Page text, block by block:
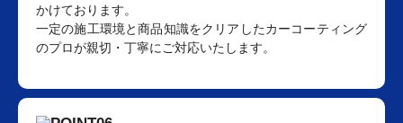
かけております。
一定の施工環境と商品知識をクリアしたカーコーティング
のプロが親切・丁寧にご対応いたします。